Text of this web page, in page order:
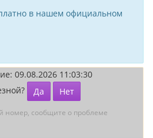
в нашем официальном
09.08.2026 11:03:30
Да Нет
номер, сообщите о проблеме